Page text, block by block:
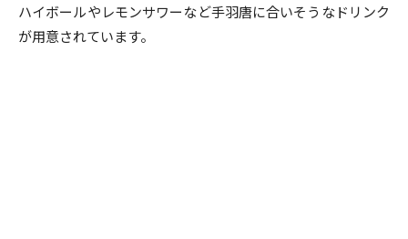
ハイボールやレモンサワーなど手羽唐に合いそうなドリンク
が用意されています。